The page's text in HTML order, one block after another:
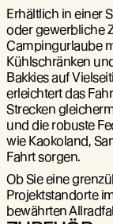
Erhältlich in einer
oder gewerbliche
Campingurlaube
Kühlschränken
Bakkies auf
erleichtert das
Strecken
und die robuste
wie Kaokoland,
Fahrt sorgen.
Ob Sie eine
Projektstandorte
bewährten